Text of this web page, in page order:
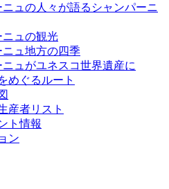
ニュの人々が語るシャンパーニ
ニュの観光
ニュ地方の四季
ニュがユネスコ世界遺産に
めぐるルート
産者リスト
ト情報
ン